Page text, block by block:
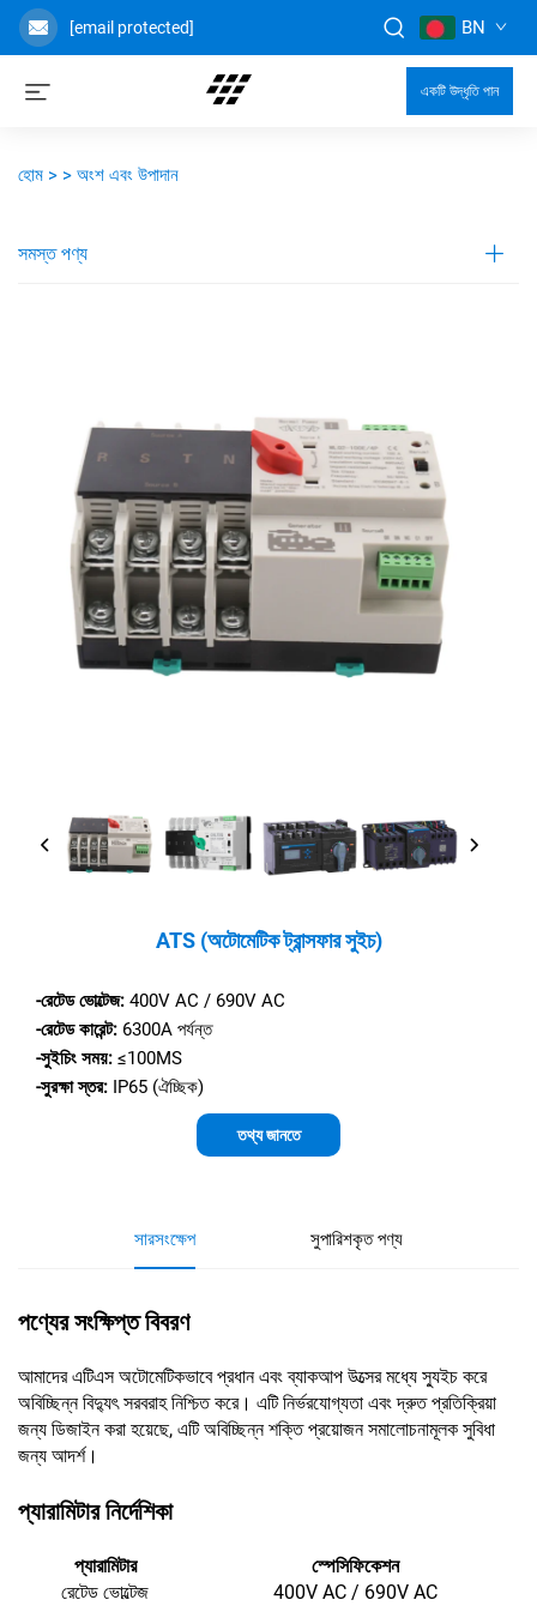
[email protected] BN
একটি উদ্ধৃতি পান
হোম > > অংশ এবং উপাদান
সমস্ত পণ্য
ATS (অটোমেটিক ট্রান্সফার সুইচ)
-রেটেড ভোল্টেজ: 400V AC / 690V AC
-রেটেড কারেন্ট: 6300A পর্যন্ত
-সুইচিং সময়: ≤100MS
-সুরক্ষা স্তর: IP65 (ঐচ্ছিক)
তথ্য জানতে
সারসংক্ষেপ সুপারিশকৃত পণ্য
পণ্যের সংক্ষিপ্ত বিবরণ
আমাদের এটিএস অটোমেটিকভাবে প্রধান এবং ব্যাকআপ উত্সের মধ্যে স্যুইচ করে
অবিচ্ছিন্ন বিদ্যুৎ সরবরাহ নিশ্চিত করে। এটি নির্ভরযোগ্যতা এবং দ্রুত প্রতিক্রিয়া
জন্য ডিজাইন করা হয়েছে, এটি অবিচ্ছিন্ন শক্তি প্রয়োজন সমালোচনামূলক সুবিধা
জন্য আদর্শ।
প্যারামিটার নির্দেশিকা
প্যারামিটার
স্পেসিফিকেশন
রেটেড ভোল্টেজ
400V AC / 690V AC